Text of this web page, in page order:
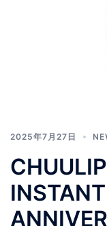
2025年7月27日